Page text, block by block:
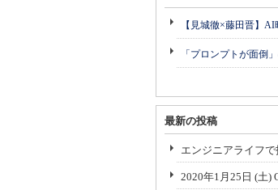
【見城徹×藤田晋】
「プロンプトが面
最新の投稿
エンジニアライフ
2020年1月25日 (土)